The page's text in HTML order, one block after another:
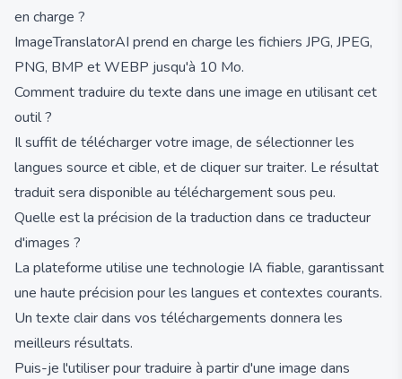
en charge ?
ImageTranslatorAI prend en charge les fichiers JPG, JPEG,
PNG, BMP et WEBP jusqu'à 10 Mo.
Comment traduire du texte dans une image en utilisant cet
outil ?
Il suffit de télécharger votre image, de sélectionner les
langues source et cible, et de cliquer sur traiter. Le résultat
traduit sera disponible au téléchargement sous peu.
Quelle est la précision de la traduction dans ce traducteur
d'images ?
La plateforme utilise une technologie IA fiable, garantissant
une haute précision pour les langues et contextes courants.
Un texte clair dans vos téléchargements donnera les
meilleurs résultats.
Puis-je l'utiliser pour traduire à partir d'une image dans